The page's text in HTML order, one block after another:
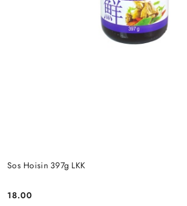
Sos Hoisin 397g LKK
Cena:
18.00